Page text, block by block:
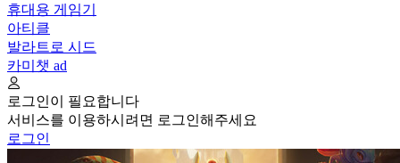
휴대용 게임기
아티클
발라트로 시드
카미챗 ad
로그인이 필요합니다
서비스를 이용하시려면 로그인해주세요
로그인